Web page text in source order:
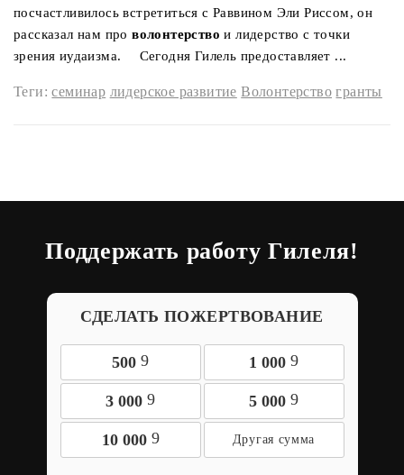
посчастливилось встретиться с Раввином Эли Риссом, он
рассказал нам проволонтерство и лидерство с точки
зрения иудаизма. ⠀ Сегодня Гилель предоставляет ...
Теги:семинар лидерское развитие Волонтерство гранты
Поддержать работу Гилеля!
СДЕЛАТЬ ПОЖЕРТВОВАНИЕ
500 9 1 000 9
3 000 9 5 000 9
10 000 9